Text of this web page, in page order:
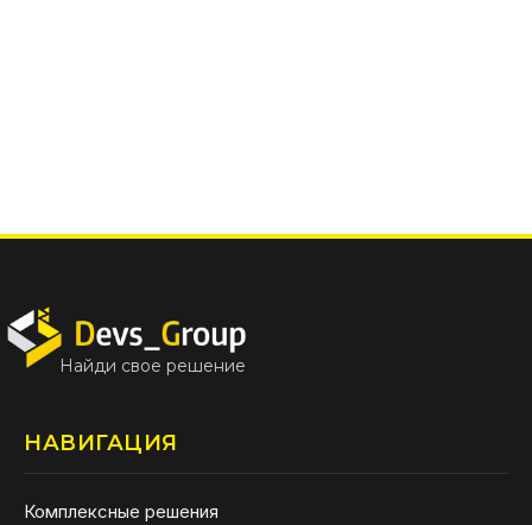
Найди свое решение
НАВИГАЦИЯ
Комплексные решения